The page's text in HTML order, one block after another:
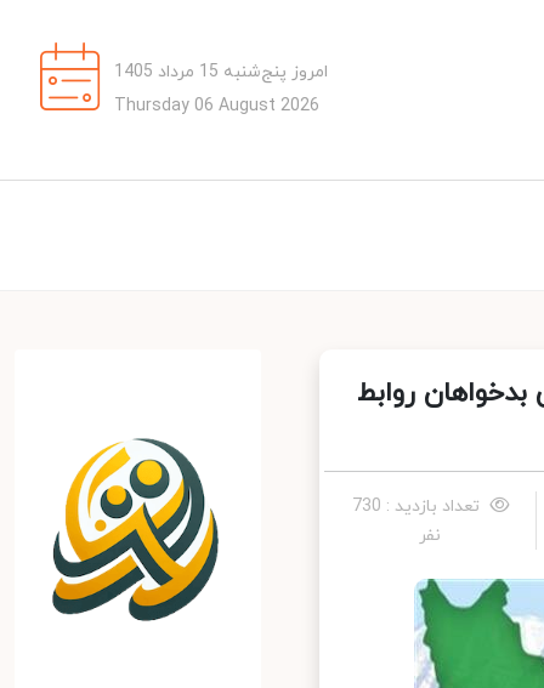
امروز پنج‌شنبه 15 مرداد 1405
Thursday 06 August 2026
روابط
تعداد بازدید : 730
نفر